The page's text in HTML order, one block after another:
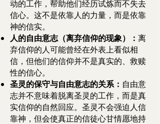
动的工作，帮助他们经历试炼而不失去
信心。这不是依靠人的力量，而是依靠
神的信实。
人的自由意志（离弃信仰的现象）： 离
弃信仰的人可能曾经在外表上看似相
信，但他们的信仰并不是真实的、救赎
性的信心。
圣灵的保守与自由意志的关系： 自由意
志并不意味着脱离圣灵的工作，而是真
实信仰的自然回应。圣灵不会强迫人信
靠神，但会使真正的信徒心甘情愿地持